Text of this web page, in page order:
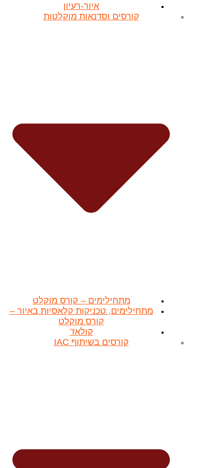
איור-רעיון
קורסים וסדנאות מוקלטות
מתחילימים – קורס מוקלט
מתחילימים, טכניקות קלאסיות באיור –
קורס מוקלט
קולאז’
קורסים בשיתוף IAC